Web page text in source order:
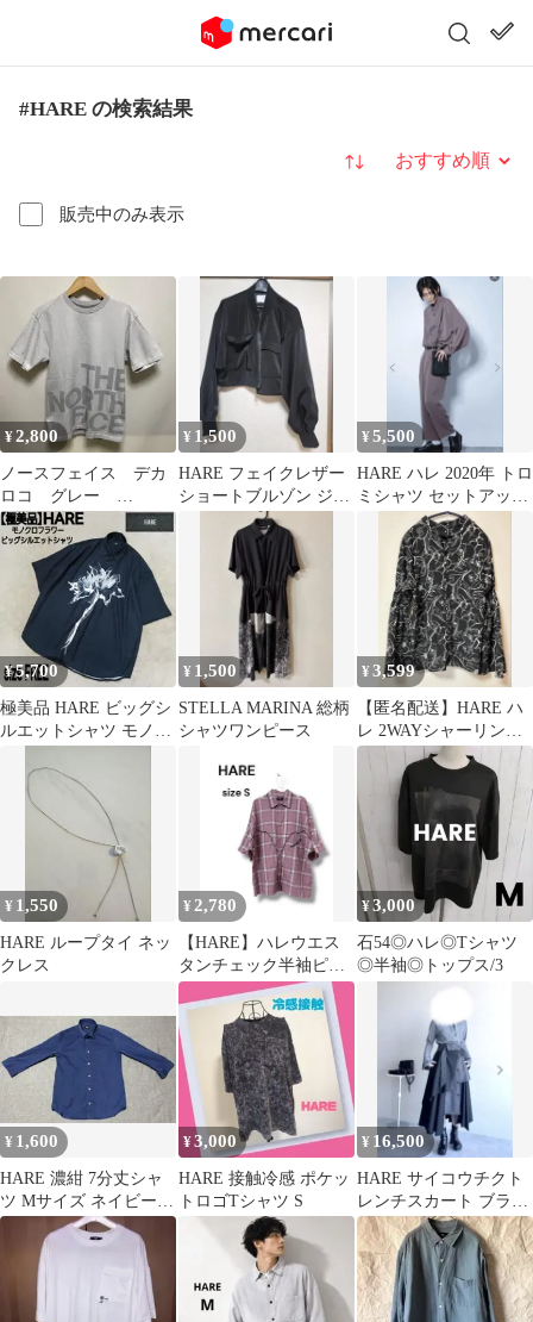
#HARE の検索結果
販売中のみ表示
並び替え
¥2,800
ノースフェイス デカ
ロコ グレー
NT11606
¥ 1,500
HARE フェイクレザー
ショートブルゾン ジャ
¥5,500
HARE ハレ 2020年 トロ
ミシャツ セットアップ
M ベージュ
¥5,700
極美品 HARE ビッグシ
ルエットシャツ モノク
イズ 花柄
¥ 1,500
STELLA MARINA 総柄
シャツワンピース
¥3,599
【匿名配送】HARE ハ
レ 2WAYシャーリング
ブラウス 線画 花柄 モ
ノトーン
¥ 1,550
HARE ループタイ ネッ
クレス
¥2,780
【HARE】ハレウエス
タンチェック半袖ピン
ク パープルオーバーサ
イズゆったり
¥3,000
石54◎ハレ◎Tシャツ
◎半袖◎トップス/3
¥ 1,600
HARE 濃紺 7分丈シャ
ツ Mサイズ ネイビー
ブルー 光沢
¥3,000
HARE 接触冷感 ポケッ
トロゴTシャツ S
¥ 16,500
HARE サイコウチクト
レンチスカート ブラッ
ク